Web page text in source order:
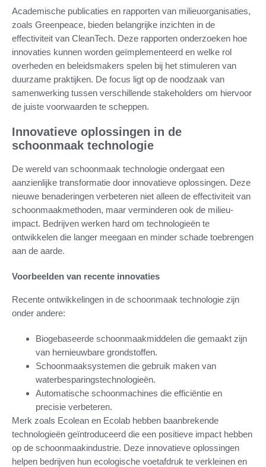
Academische publicaties en rapporten van milieuorganisaties,
zoals Greenpeace, bieden belangrijke inzichten in de
effectiviteit van CleanTech. Deze rapporten onderzoeken hoe
innovaties kunnen worden geïmplementeerd en welke rol
overheden en beleidsmakers spelen bij het stimuleren van
duurzame praktijken. De focus ligt op de noodzaak van
samenwerking tussen verschillende stakeholders om hiervoor
de juiste voorwaarden te scheppen.
Innovatieve oplossingen in de
schoonmaak technologie
De wereld van schoonmaak technologie ondergaat een
aanzienlijke transformatie door innovatieve oplossingen. Deze
nieuwe benaderingen verbeteren niet alleen de effectiviteit van
schoonmaakmethoden, maar verminderen ook de milieu-
impact. Bedrijven werken hard om technologieën te
ontwikkelen die langer meegaan en minder schade toebrengen
aan de aarde.
Voorbeelden van recente innovaties
Recente ontwikkelingen in de schoonmaak technologie zijn
onder andere:
Biogebaseerde schoonmaakmiddelen die gemaakt zijn
van hernieuwbare grondstoffen.
Schoonmaaksystemen die gebruik maken van
waterbesparingstechnologieën.
Automatische schoonmachines die efficiëntie en
precisie verbeteren.
Merk zoals Ecolean en Ecolab hebben baanbrekende
technologieën geïntroduceerd die een positieve impact hebben
op de schoonmaakindustrie. Deze innovatieve oplossingen
helpen bedrijven hun ecologische voetafdruk te verkleinen en